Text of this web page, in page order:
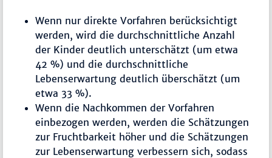
Wenn nur direkte Vorfahren berücksichtigt
werden, wird die durchschnittliche Anzahl
der Kinder deutlich unterschätzt (um etwa
42 %) und die durchschnittliche
Lebenserwartung deutlich überschätzt (um
etwa 33 %).
Wenn die Nachkommen der Vorfahren
einbezogen werden, werden die Schätzungen
zur Fruchtbarkeit höher und die Schätzungen
zur Lebenserwartung verbessern sich, sodass